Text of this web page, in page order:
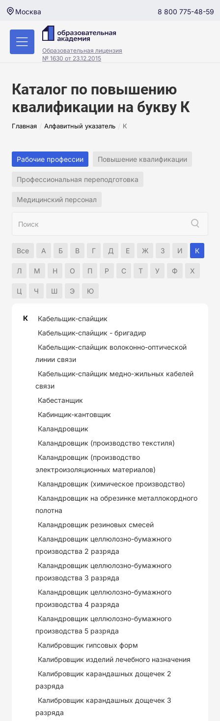
Москва 8 800 775-48-59
Образовательная лицензия
№ 1630 от 23.12.2015
Каталог по повышению
квалификации на букву К
Главная / Алфавитный указатель / К
Рабочие профессии Повышение квалификации
Профессиональная переподготовка
Медицинский персонал
Все А Б В Г Д Е Ж З И К
Л М Н О П Р С Т У Ф Х
Ц Ч Ш Э Ю
К
Кабельщик-спайщик
Кабельщик-спайщик - бригадир
Кабельщик-спайщик волоконно-оптической
линии связи
Кабельщик-спайщик медно-жильных кабелей
связи
Кабестанщик
Кабинщик-кантовщик
Каландровщик
Каландровщик (производство текстиля)
Каландровщик (производство
электроизоляционных материалов)
Каландровщик (химическое производство)
Каландровщик на обрезинке металлокордного
полотна
Каландровщик резиновых смесей
Каландровщик целлюлозно-бумажного
производства 2 разряда
Каландровщик целлюлозно-бумажного
производства 3 разряда
Каландровщик целлюлозно-бумажного
производства 4 разряда
Каландровщик целлюлозно-бумажного
производства 5 разряда
Калибровщик гипсовых форм
Калибровщик изделий лечебного назначения
Калибровщик карандашных дощечек 2
разряда
Калибровщик карандашных дощечек 3
разряда